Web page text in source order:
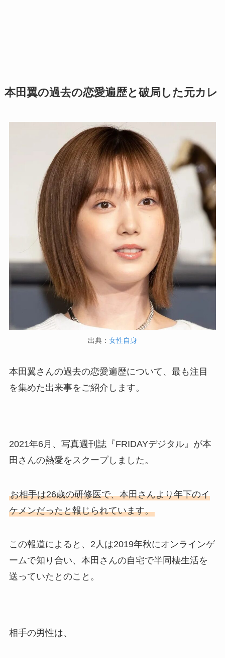
本田翼の過去の恋愛遍歴と破局した元カレ
出典： 女性自身
本田翼さんの過去の恋愛遍歴について、最も注目
を集めた出来事をご紹介します。
2021年6月、写真週刊誌『FRIDAYデジタル』が本
田さんの熱愛をスクープしました。
お相手は26歳の研修医で、本田さんより年下のイ
ケメンだったと報じられています。
この報道によると、2人は2019年秋にオンラインゲ
ームで知り合い、本田さんの自宅で半同棲生活を
送っていたとのこと。
相手の男性は、